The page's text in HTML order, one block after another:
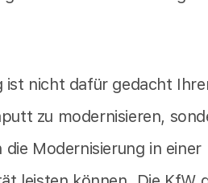
ist nicht dafür gedacht
zu modernisieren,
die Modernisierung in einer